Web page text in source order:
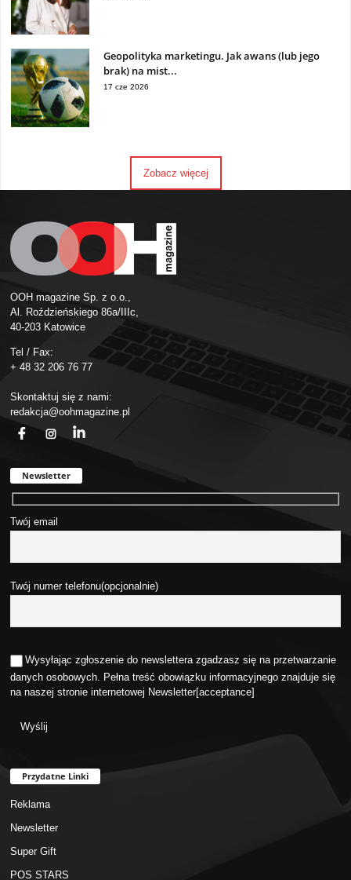
Geopolityka marketingu. Jak awans (lub jego
brak) na mist...
17 cze 2026
Zobacz więcej
OOH magazine Sp. z o.o.,
Al. Roździeńskiego 86a/IIIc,
40-203 Katowice
Tel / Fax:
+ 48 32 206 76 77
Skontaktuj się z nami:
redakcja@oohmagazine.pl
Newsletter
Twój email
Twój numer telefonu(opcjonalnie)
Wysyłając zgłoszenie do newslettera zgadzasz się na przetwarzanie
danych osobowych. Pełna treść obowiązku informacyjnego znajduje się
na naszej stronie internetowej Newsletter[acceptance]
Przydatne Linki
Reklama
Newsletter
Super Gift
POS STARS